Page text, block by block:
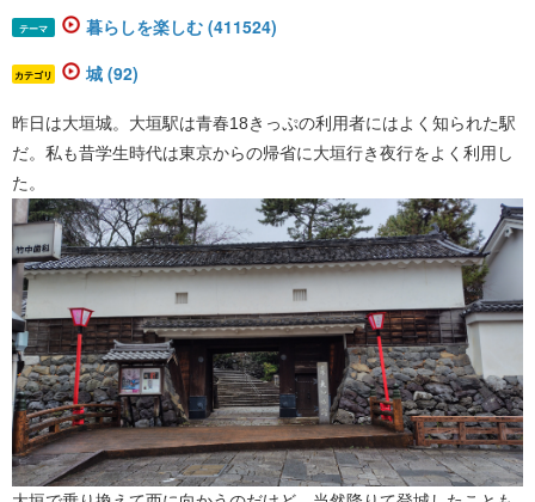
テーマ 暮らしを楽しむ (411524)
カテゴリ 城 (92)
昨日は大垣城。大垣駅は青春18きっぷの利用者にはよく知られた駅
だ。私も昔学生時代は東京からの帰省に大垣行き夜行をよく利用し
た。